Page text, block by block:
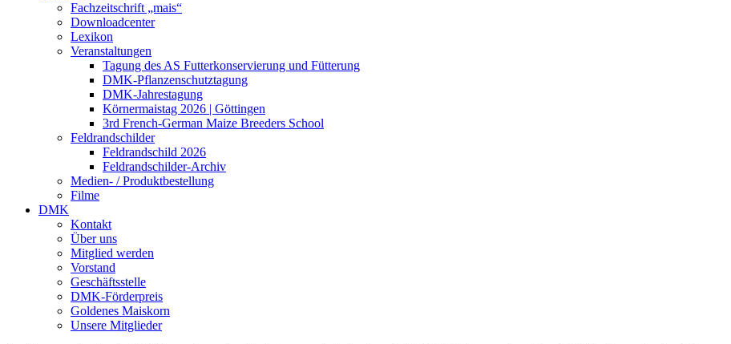
Fachzeitschrift „mais“
Downloadcenter
Lexikon
Veranstaltungen
Tagung des AS Futterkonservierung und Fütterung
DMK-Pflanzenschutztagung
DMK-Jahrestagung
Körnermaistag 2026 | Göttingen
3rd French-German Maize Breeders School
Feldrandschilder
Feldrandschild 2026
Feldrandschilder-Archiv
Medien- / Produktbestellung
Filme
DMK
Kontakt
Über uns
Mitglied werden
Vorstand
Geschäftsstelle
DMK-Förderpreis
Goldenes Maiskorn
Unsere Mitglieder